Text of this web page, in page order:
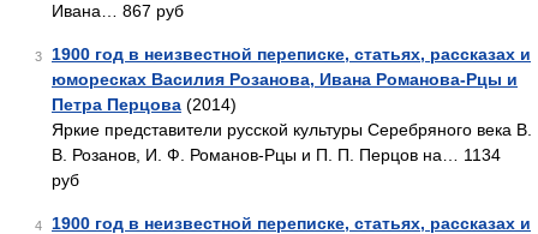
Ивана… 867 руб
3
1900 год в неизвестной переписке, статьях, рассказах и
юморесках Василия Розанова, Ивана Романова-Рцы и
Петра Перцова (2014)
Яркие представители русской культуры Серебряного века В.
В. Розанов, И. Ф. Романов-Рцы и П. П. Перцов на… 1134
руб
4
1900 год в неизвестной переписке, статьях, рассказах и